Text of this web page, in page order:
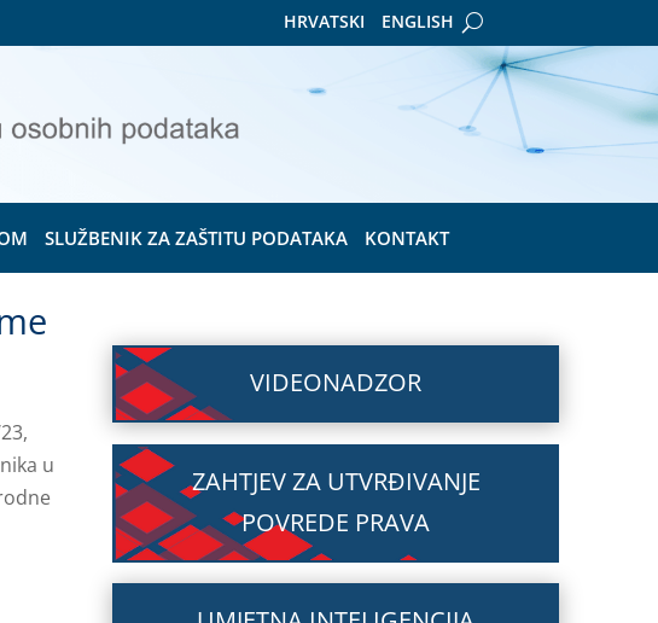
HRVATSKI ENGLISH
SLUŽBENIK ZA ZAŠTITU PODATAKA KONTAKT
u
VIDEONADZOR
ZAHTJEV ZA UTVRĐIVANJE
POVREDE PRAVA